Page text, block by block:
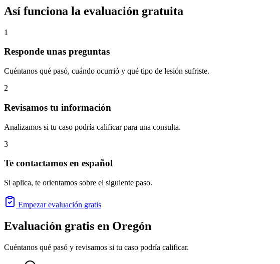
Así funciona la evaluación gratuita
1
Responde unas preguntas
Cuéntanos qué pasó, cuándo ocurrió y qué tipo de lesión sufriste.
2
Revisamos tu información
Analizamos si tu caso podría calificar para una consulta.
3
Te contactamos en español
Si aplica, te orientamos sobre el siguiente paso.
Empezar evaluación gratis
Evaluación gratis en Oregón
Cuéntanos qué pasó y revisamos si tu caso podría calificar.